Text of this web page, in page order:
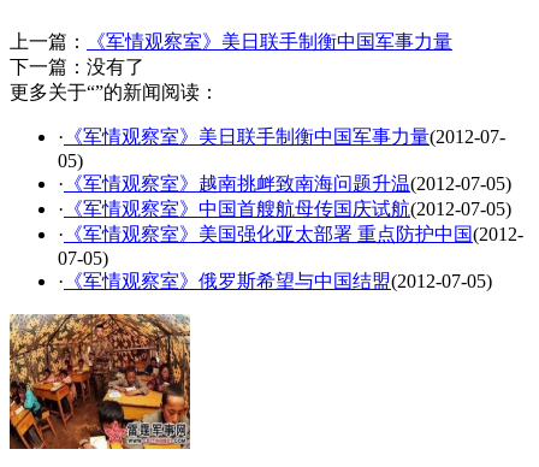
上一篇：
《军情观察室》美日联手制衡中国军事力量
下一篇：没有了
更多关于“”的新闻阅读：
· 《军情观察室》美日联手制衡中国军事力量(2012-07-
05)
· 《军情观察室》越南挑衅致南海问题升温(2012-07-05)
· 《军情观察室》中国首艘航母传国庆试航(2012-07-05)
· 《军情观察室》美国强化亚太部署 重点防护中国(2012-
07-05)
· 《军情观察室》俄罗斯希望与中国结盟(2012-07-05)